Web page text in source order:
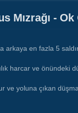
Mızrağı -
arkaya en fazla 5
harcar ve önündeki
ve yoluna çıkan